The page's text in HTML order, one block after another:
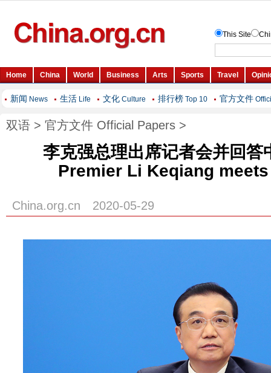
新闻 News 生活 Life 文化 Culture 排行榜 Top 10 官方文件
双语 > 官方文件 Official Papers >
李克强总理出席记者会并回答
Premier Li Keqiang
China.org.cn 2020-05-29